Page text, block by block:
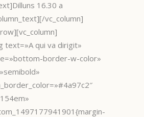
16.30 a
vc_column]
text=»A qui va dirigit»
border-w-color»